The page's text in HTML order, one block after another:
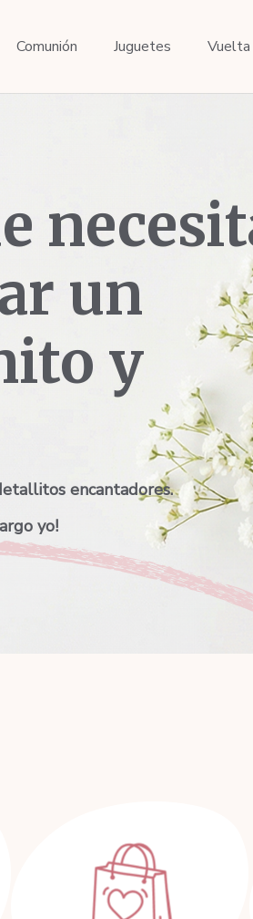
Comunión Juguetes Vuelta
un
y
encantadores.
yo!